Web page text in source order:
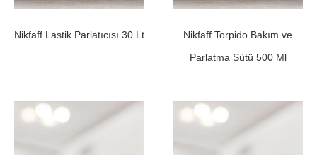
Nikfaff Lastik Parlatıcısı 30 Lt
Nikfaff Torpido Bakım ve
Parlatma Sütü 500 Ml